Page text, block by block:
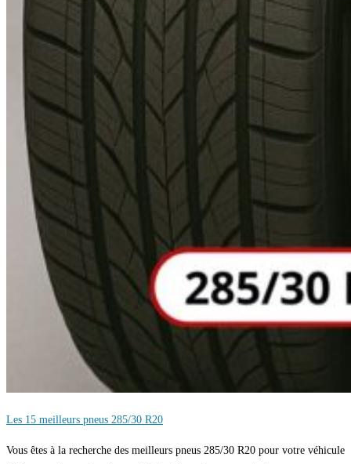
Les 15 meilleurs pneus 285/30 R20
Vous êtes à la recherche des meilleurs pneus 285/30 R20 pour votre véhicule